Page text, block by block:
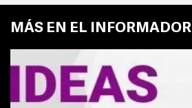
MÁS EN EL INFORMADOR